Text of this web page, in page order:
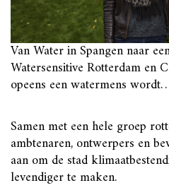
Van Water in Spangen naar
Watersensitive Rotterdam en
opeens een watermens
Samen met een hele groep
ambtenaren, ontwerpers en
aan om de stad
levendiger te maken.